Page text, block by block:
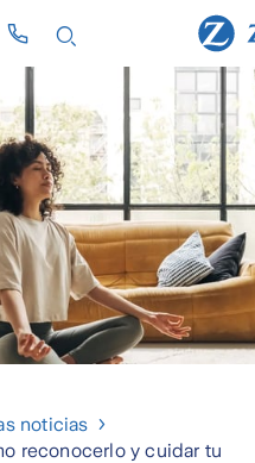
noticias
reconocerlo y cuidar tu